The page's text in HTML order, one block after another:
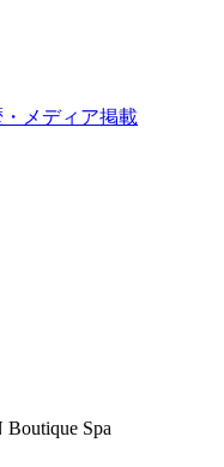
・メディア掲載
Spa